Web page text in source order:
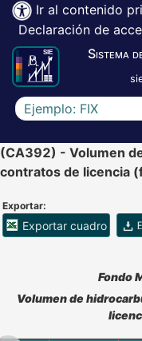
Ir al contenido
Declaración de
Sistema
Escriba el texto a
(CA392) - Volumen
contratos de licencia
Exportar:
Exportar cuadro
Accesibilidad deFondo
Volumen de